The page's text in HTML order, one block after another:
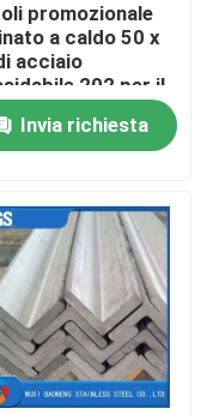
promozionale
a caldo 50 x
acciaio
202 per il
produzione
Invia richiesta